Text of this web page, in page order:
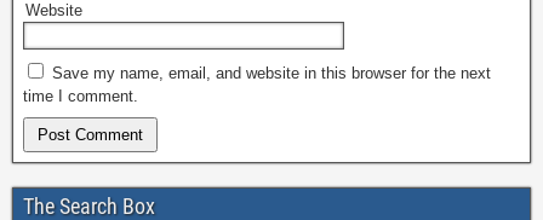
Website
Save my name, email, and website in this browser for the next
time I comment.
The Search Box